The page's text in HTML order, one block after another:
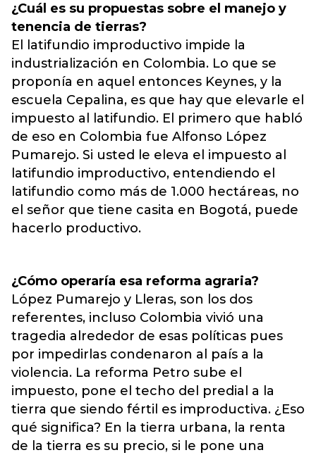
¿Cuál es su propuestas sobre el manejo y
tenencia de tierras?
El latifundio improductivo impide la
industrialización en Colombia. Lo que se
proponía en aquel entonces Keynes, y la
escuela Cepalina, es que hay que elevarle el
impuesto al latifundio. El primero que habló
de eso en Colombia fue Alfonso López
Pumarejo. Si usted le eleva el impuesto al
latifundio improductivo, entendiendo el
latifundio como más de 1.000 hectáreas, no
el señor que tiene casita en Bogotá, puede
hacerlo productivo.
¿Cómo operaría esa reforma agraria?
López Pumarejo y Lleras, son los dos
referentes, incluso Colombia vivió una
tragedia alrededor de esas políticas pues
por impedirlas condenaron al país a la
violencia. La reforma Petro sube el
impuesto, pone el techo del predial a la
tierra que siendo fértil es improductiva. ¿Eso
qué significa? En la tierra urbana, la renta
de la tierra es su precio, si le pone una